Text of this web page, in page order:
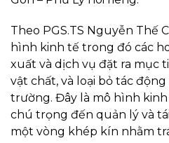
Theo PGS.TS Nguyễn Thế
hình kinh tế trong đó các
xuất và dịch vụ đặt ra mục
vật chất, và loại bỏ tác
trường. Đây là mô hình
chú trọng đến quản lý và
một vòng khép kín nhằm